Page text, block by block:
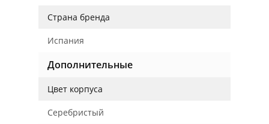
Страна бренда
Испания
Дополнительные
Цвет корпуса
Серебристый